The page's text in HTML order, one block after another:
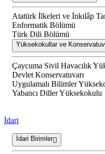
Atatürk İlkeleri ve İnkılâp
Enformatik Bölümü
Türk Dili Bölümü
Yüksekokullar ve
Çaycuma Sivil Havacılık
Devlet Konservatuvarı
Uygulamalı Bilimler
Yabancı Diller Yüksekokulu
İdari
İdari Birimler